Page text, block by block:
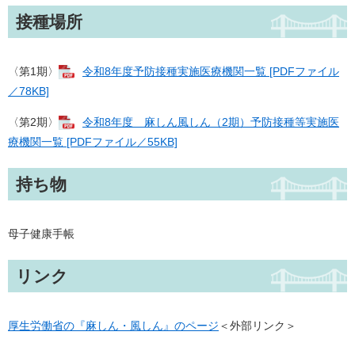
接種場所
〈第1期〉
令和8年度予防接種実施医療機関一覧 [PDFファイル
／78KB]
〈第2期〉
令和8年度 麻しん風しん（2期）予防接種等実施医
療機関一覧 [PDFファイル／55KB]
持ち物
母子健康手帳
リンク
厚生労働省の『麻しん・風しん』のページ ＜外部リンク＞